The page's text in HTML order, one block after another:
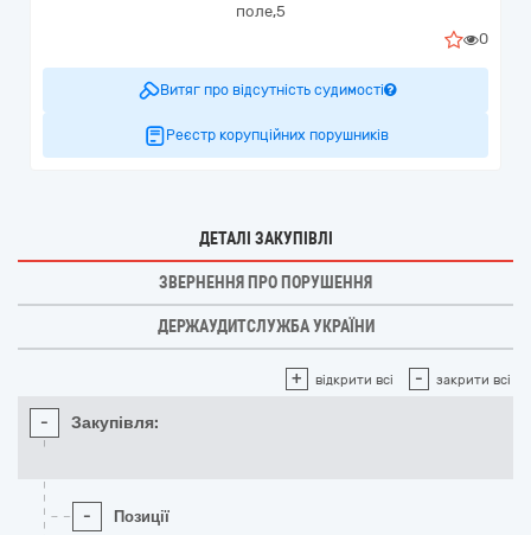
поле,5
0
Витяг про відсутність судимості
Реєстр корупційних порушників
ДЕТАЛІ ЗАКУПІВЛІ
ЗВЕРНЕННЯ ПРО ПОРУШЕННЯ
ДЕРЖАУДИТСЛУЖБА УКРАЇНИ
+ відкрити всі - закрити всі
- Закупівля:
- Позиції